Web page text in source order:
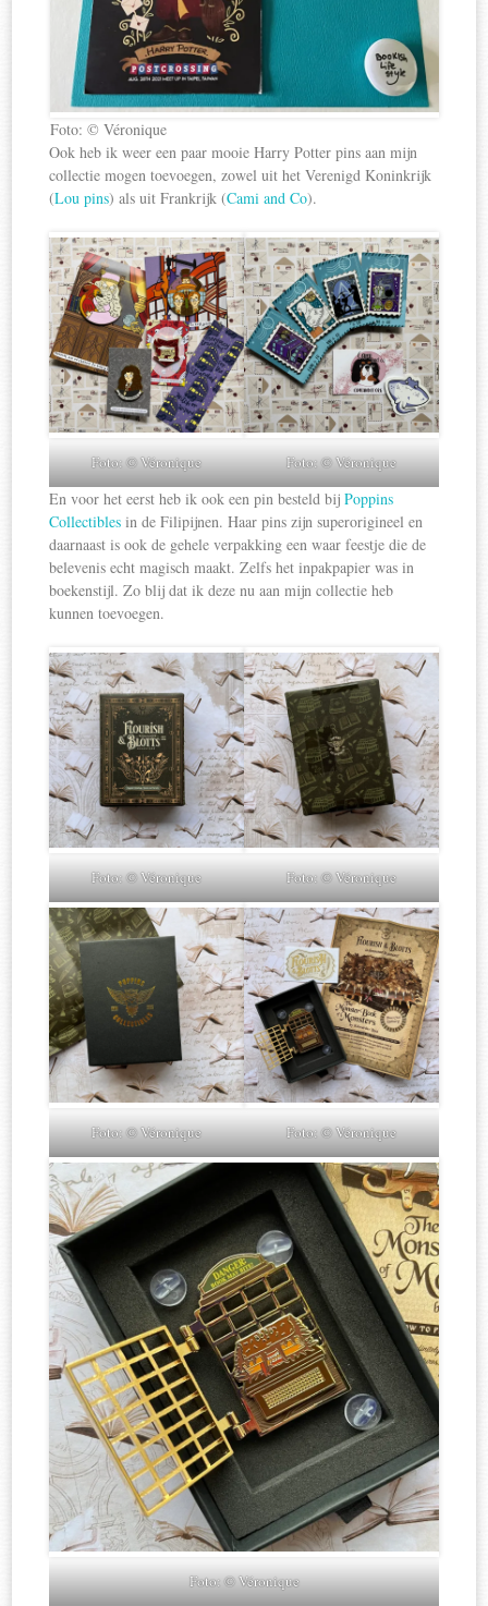
Foto: © Véronique
Ook heb ik weer een paar mooie Harry Potter pins aan mijn
collectie mogen toevoegen, zowel uit het Verenigd Koninkrijk
(Lou pins) als uit Frankrijk (Cami and Co).
Foto: © Véronique Foto: © Véronique
En voor het eerst heb ik ook een pin besteld bijPoppins
Collectibles in de Filipijnen. Haar pins zijn superorigineel en
daarnaast is ook de gehele verpakking een waar feestje die de
belevenis echt magisch maakt. Zelfs het inpakpapier was in
boekenstijl. Zo blij dat ik deze nu aan mijn collectie heb
kunnen toevoegen.
Foto: © Véronique Foto: © Véronique
Foto: © Véronique Foto: © Véronique
Foto: © Véronique